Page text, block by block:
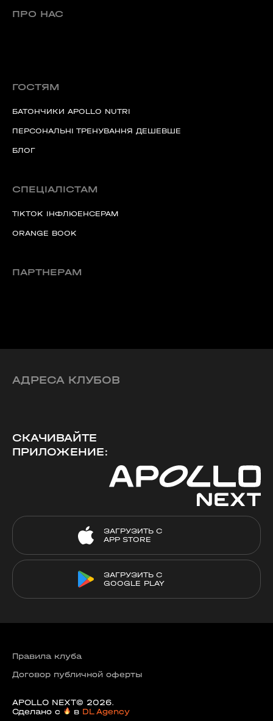
ПРО НАС
ГОСТЯМ
БАТОНЧИКИ APOLLO NUTRI
ПЕРСОНАЛЬНІ ТРЕНУВАННЯ ДЕШЕВШЕ
БЛОГ
СПЕЦІАЛІСТАМ
TIKTOK ІНФЛЮЕНСЕРАМ
ORANGE BOOK
ПАРТНЕРАМ
АДРЕСА КЛУБОВ
СКАЧИВАЙТЕ
ПРИЛОЖЕНИЕ:
ЗАГРУЗИТЬ С
APP STORE
ЗАГРУЗИТЬ С
GOOGLE PLAY
Правила клуба
Договор публичной оферты
APOLLO NEXT© 2026.
Сделано с
в DL Agency